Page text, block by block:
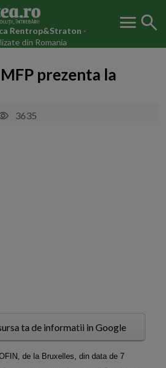
Rentrop&Straton -
din Romania
menu search
prezenta la
3635
ta de informatii in Google
de la Bruxelles, din data de 7